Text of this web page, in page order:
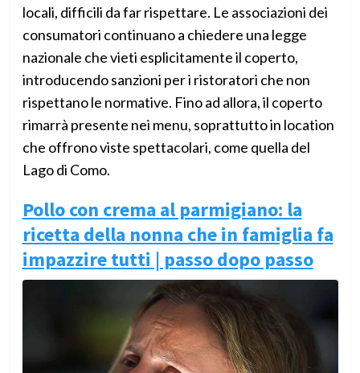
locali, difficili da far rispettare. Le associazioni dei
consumatori continuano a chiedere una legge
nazionale che vieti esplicitamente il coperto,
introducendo sanzioni per i ristoratori che non
rispettano le normative. Fino ad allora, il coperto
rimarrà presente nei menu, soprattutto in location
che offrono viste spettacolari, come quella del
Lago di Como.
Pollo con crema al parmigiano: la
ricetta della nonna che in famiglia fa
impazzire tutti | passo dopo passo